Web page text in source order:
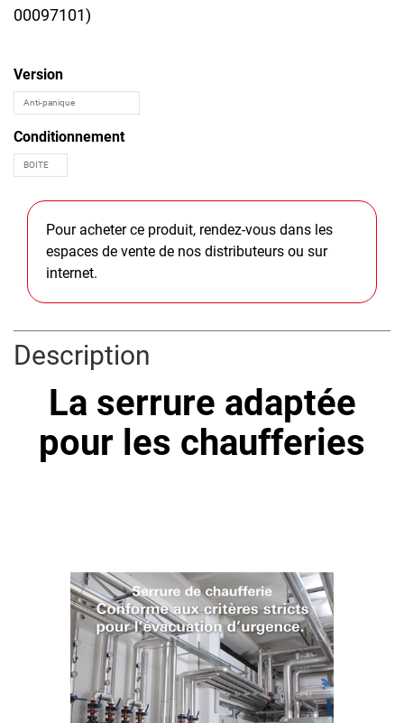
00097101)
Version
Conditionnement
Pour acheter ce produit, rendez-vous dans les
espaces de vente de nos distributeurs ou sur
internet.
Description
La serrure adaptée
pour les chaufferies